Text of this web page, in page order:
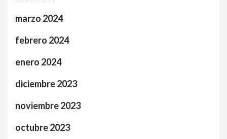
marzo 2024
febrero 2024
enero 2024
diciembre 2023
noviembre 2023
octubre 2023